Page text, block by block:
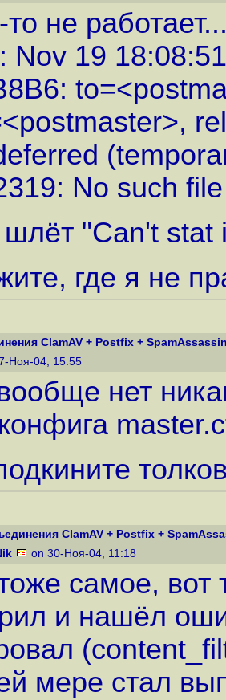
не
Nov 19
No such
шлёт "Can't stat
где я не
ClamAV + Postfix +
Ноя-04, 15:55
нет
ClamAV + Postfix +
on 30-Ноя-04, 11:18
самое, вот
и нашёл
мере стал